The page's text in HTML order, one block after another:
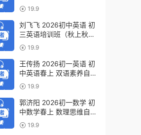
教程下学期寒春班 百度网
盘下载
19.9
刘飞飞 2026初中英语 初
三英语培训班（秋上秋下·
全国版·A+）百度网盘下
载
19.9
王传扬 2026初一英语 初
中英语春上 双语素养自主
学习·TY·A+（三期）百度
网盘下载
19.9
郭济阳 2026初一数学 初
中数学春上 数理思维自主
学习·BS（一期）百度网
盘下载
19.9